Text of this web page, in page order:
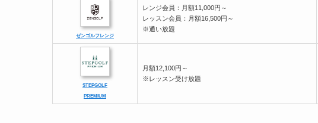
ゼンゴルフレンジ
レンジ会員：月額11,000円～
レッスン会員：月額16,500円～
※通い放題
STEPGOLF
PREMIUM
月額12,100円～
※レッスン受け放題